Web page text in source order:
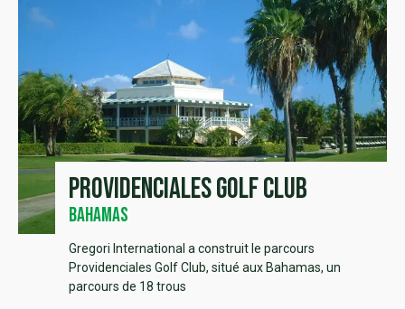
Providenciales Golf Club
Bahamas
Gregori International a construit le parcours
Providenciales Golf Club, situé aux Bahamas, un
parcours de 18 trous